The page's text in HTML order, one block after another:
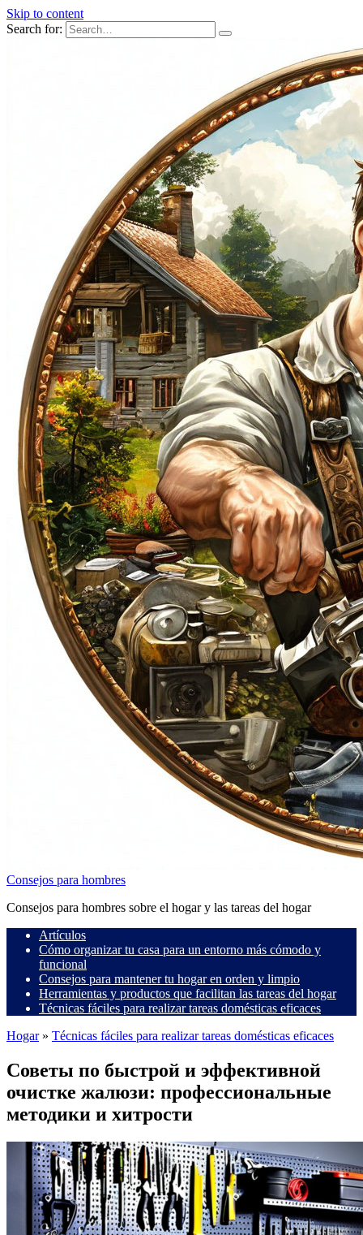
Skip to content
Search for:
Consejos para hombres
Consejos para hombres sobre el hogar y las tareas del hogar
Artículos
Cómo organizar tu casa para un entorno más cómodo y
funcional
Consejos para mantener tu hogar en orden y limpio
Herramientas y productos que facilitan las tareas del hogar
Técnicas fáciles para realizar tareas domésticas eficaces
Hogar» Técnicas fáciles para realizar tareas domésticas eficaces
Советы по быстрой и эффективной
очистке жалюзи: профессиональные
методики и хитрости